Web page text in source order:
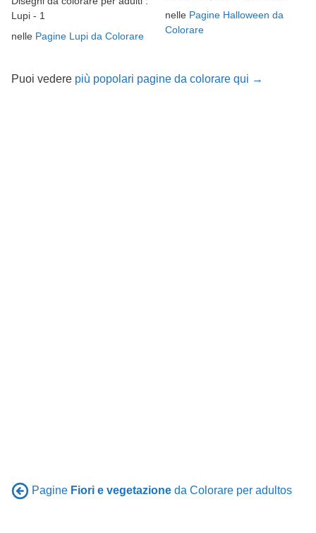
Lupi - 1
nelle Pagine Lupi da Colorare
nelle Pagine Halloween da
Colorare
Puoi vedere più popolari pagine da colorare qui →
Pagine Fiori e vegetazione da Colorare per adultos